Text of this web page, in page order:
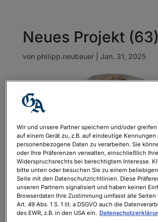
Neues Projekt (63)
von philipp.neubauer| Jan. 31, 2025
Wir und unsere Partner speichern und/oder
auf einem Gerät zu, z.B. auf eindeutige Kennungen
personenbezogene Daten zu verarbeiten. Sie
oder Ihre Präferenzen verwalten, einschließlich
Widerspruchsrechts bei berechtigtem Interesse.
bitte unten oder besuchen Sie zu einem
Seite mit den Datenschutzrichtlinien. Diese
unseren Partnern signalisiert und haben keinen
Browserdaten Ihre Zustimmung umfasst alle
Art. 49 Abs. 1 S. 1 lit. a DSGVO auch die
des EWR, z.B. in den USA ein.